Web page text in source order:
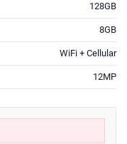
128GB
8GB
WiFi + Cellular
12MP